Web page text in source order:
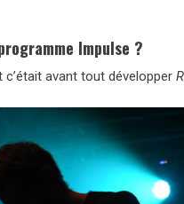
Impulse ?
c’était avant tout développer